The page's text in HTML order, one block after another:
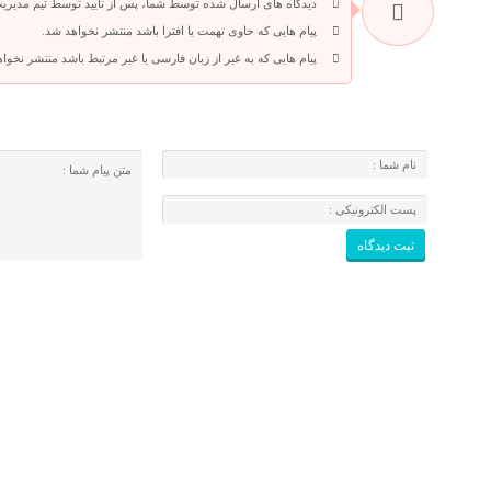
دیدگاه های ارسال شده توسط شما، پس از تایید توسط تیم
پیام هایی که حاوی تهمت یا افترا باشد منتشر نخواهد شد.
پیام هایی که به غیر از زبان فارسی یا غیر مرتبط باشد منتشر